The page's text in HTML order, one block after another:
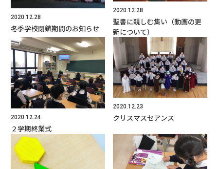
よくあるご質問
資料請求・お問合せ
2020.12.28
冬季学校閉鎖期間のお知らせ
2020.12.28
聖書に親しむ集い（動画の更
新について）
2020.12.24
２学期終業式
2020.12.23
クリスマスセアンス